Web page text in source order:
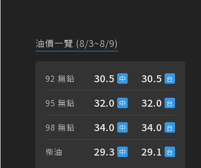
油價一覽 (8/3~8/9)
92 無鉛 30.5 30.5
95 無鉛 32.0 32.0
98 無鉛 34.0 34.0
柴油 29.3 29.1